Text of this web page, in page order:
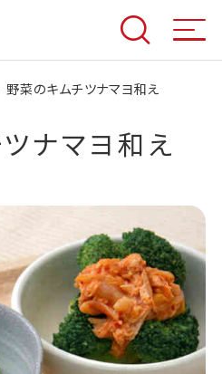
野菜のキムチツナマヨ和え
ナマヨ和え